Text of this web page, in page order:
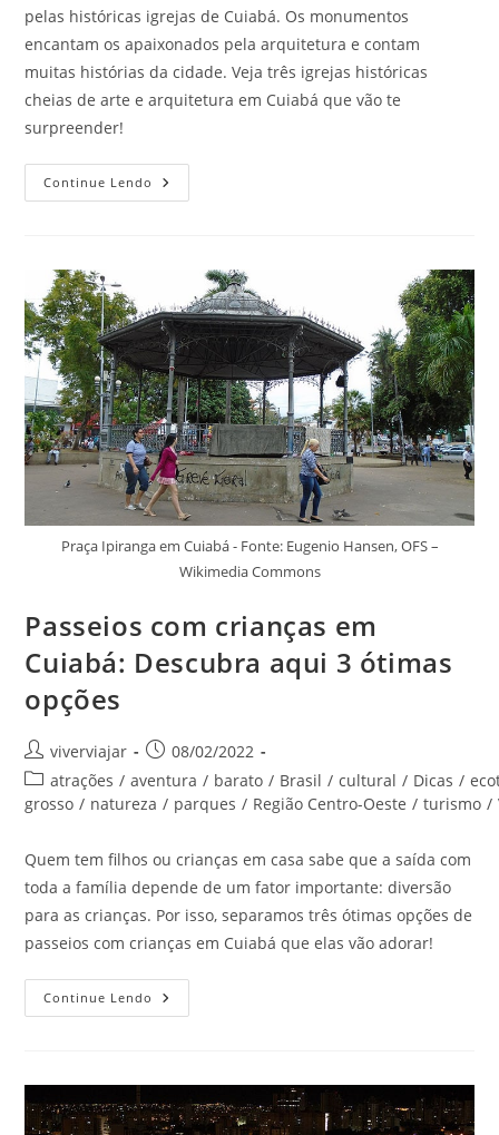
pelas históricas igrejas de Cuiabá. Os monumentos
encantam os apaixonados pela arquitetura e contam
muitas histórias da cidade. Veja três igrejas históricas
cheias de arte e arquitetura em Cuiabá que vão te
surpreender!
Continue Lendo Arte
E
Igrejas
Você
Precisa
Conhecer
Praça Ipiranga em Cuiabá - Fonte: Eugenio Hansen, OFS –
Wikimedia Commons
Passeios com crianças em
Cuiabá: Descubra aqui 3 ótimas
opções
Autor
do
post:
viverviajar
Post
publicado:
08/02/2022
Categoria
do
atrações / aventura / barato / Brasil / cultural / Dicas /
grosso / natureza / parques / Região Centro-Oeste / turismo /
Quem tem filhos ou crianças em casa sabe que a saída com
toda a família depende de um fator importante: diversão
para as crianças. Por isso, separamos três ótimas opções de
passeios com crianças em Cuiabá que elas vão adorar!
Continue Lendo Passeios
Com
Aqui
3
Ótimas